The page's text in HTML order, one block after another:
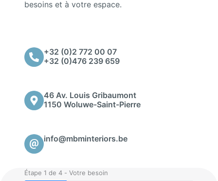
besoins et à votre espace.
+32 (0)2 772 00 07
+32 (0)476 239 659
46 Av. Louis Gribaumont
1150 Woluwe-Saint-Pierre
info@mbminteriors.be
Étape 1 de 4 - Votre besoin